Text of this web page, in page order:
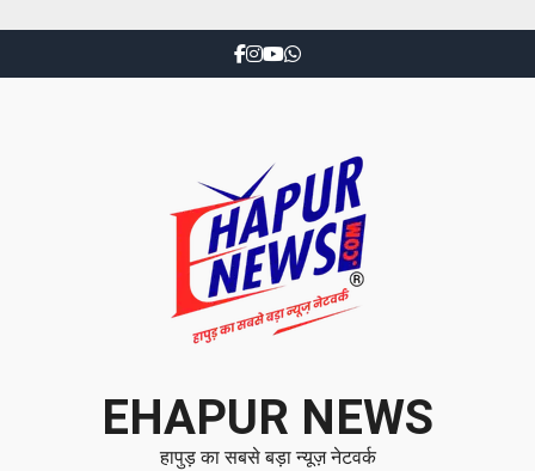
EHAPUR NEWS
हापुड़ का सबसे बड़ा न्यूज़ नेटवर्क